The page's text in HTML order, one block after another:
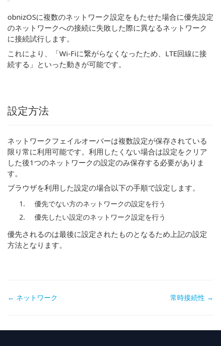
obnizOSに複数のネットワーク設定をもたせた場合に優先設定
のネットワークへの接続に失敗した際に異なるネットワーク
に接続試行します。
これにより、「Wi-Fiに繋がらなくなったため、LTE回線に接
続する」といった動きが可能です。
設定方法
ネットワークフェイルオーバーは複数設定が保存されている
限り常に利用可能です。利用したくない場合は設定をクリア
した後1つのネットワークの設定のみ保存する必要がありま
す。
ブラウザを利用した設定の場合以下の手順で設定します。
優先でない方のネットワークの設定を行う
優先したい設定のネットワーク設定を行う
優先されるのは最後に設定されたものとなるため上記の設定
方法となります。
Doc
← ネットワーク 常時接続性 →